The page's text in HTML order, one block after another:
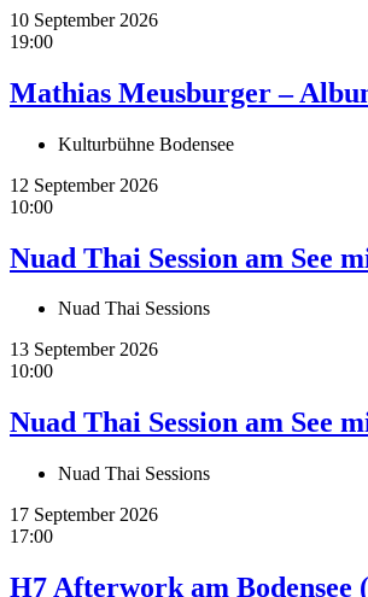
10 September 2026
19:00
Mathias Meusburger –
Kulturbühne Bodensee
12 September 2026
10:00
Nuad Thai Session am See
Nuad Thai Sessions
13 September 2026
10:00
Nuad Thai Session am See
Nuad Thai Sessions
17 September 2026
17:00
H7 Afterwork am Bodensee